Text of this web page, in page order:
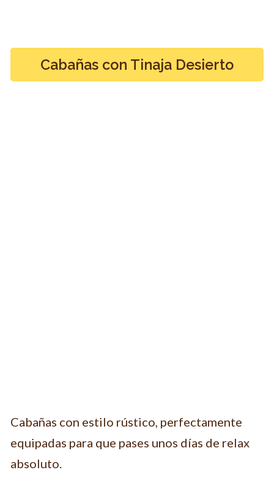
Cabañas con Tinaja Desierto
Cabañas con estilo rústico, perfectamente
equipadas para que pases unos días de relax
absoluto.